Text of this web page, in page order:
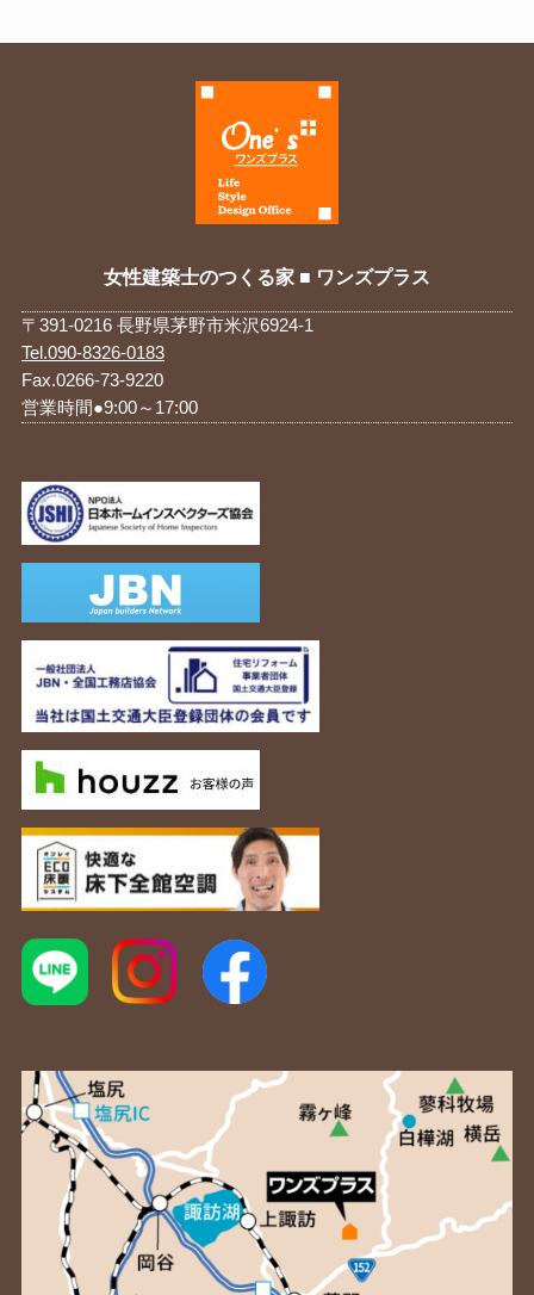
女性建築士のつくる家 ■ ワンズプラス
〒391-0216 長野県茅野市米沢6924-1
Tel.090-8326-0183
Fax.0266-73-9220
営業時間●9:00～17:00